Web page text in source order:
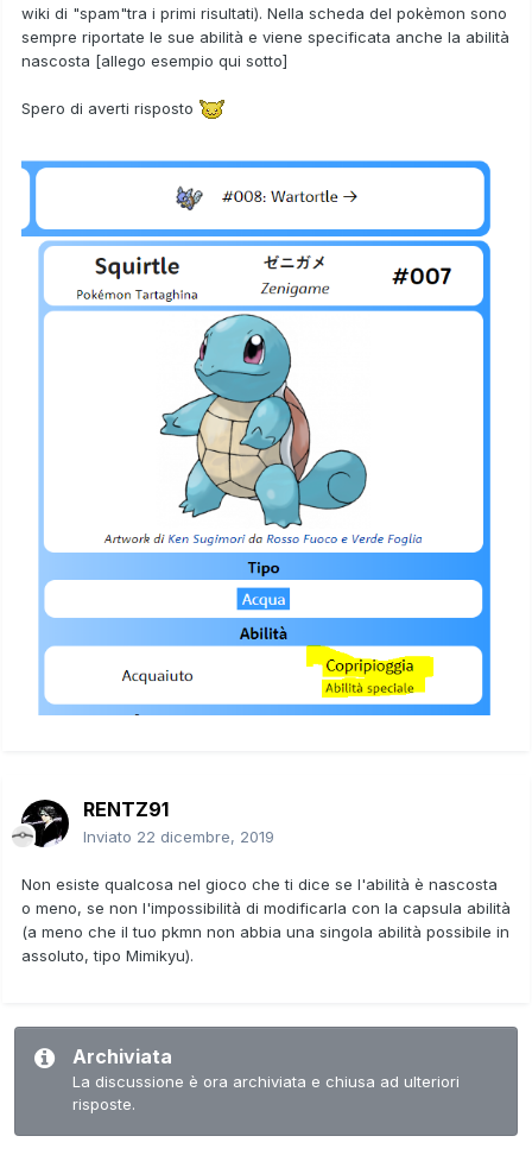
wiki di "spam"tra i primi risultati). Nella scheda del pokèmon sono
sempre riportate le sue abilità e viene specificata anche la abilità
nascosta [allego esempio qui sotto]
Spero di averti risposto
RENTZ91
Inviato 22 dicembre, 2019
Non esiste qualcosa nel gioco che ti dice se l'abilità è nascosta
o meno, se non l'impossibilità di modificarla con la capsula abilità
(a meno che il tuo pkmn non abbia una singola abilità possibile in
assoluto, tipo Mimikyu).
Archiviata
La discussione è ora archiviata e chiusa ad ulteriori
risposte.